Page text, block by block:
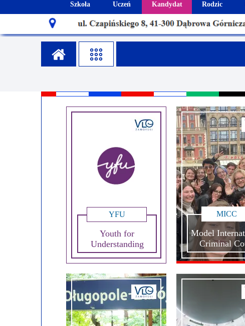
MICC
Model
Criminal
YFU
Youth for
Understanding
Rodzic
Pomoc
Szkoła
Historia szkoły
Patron szkoły
Misja szkoły
Ambasador Zamoyskiego
Biblioteka szkolna
Uczeń
Kalendarz roku szkolnego
Wymagania edukacyjne
Wykaz podręczników
Projekty edukacyjne
Rzecznik Praw Ucznia
mLegitymacja
Konkursy, wykłady
Doradca Zawodowy
Gabinet PZiPP
Wyszukiwarka uczelni
Przerwy szkolne
Kandydat
Aktualności dla
Oferta
Dlaczego
System rekrutacji